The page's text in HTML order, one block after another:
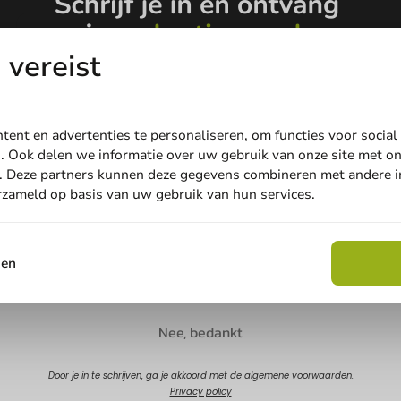
Schrijf de eerste review
Schrijf een
vereist
en advertenties te personaliseren, om functies voor
Ook delen we informatie over uw gebruik van onze site met
partners kunnen deze gegevens combineren met andere
op basis van uw gebruik van hun services.
Email
Nee, bedankt
Door je in te schrijven, ga je akkoord met de algemene voorwaarden.
Privacy policy